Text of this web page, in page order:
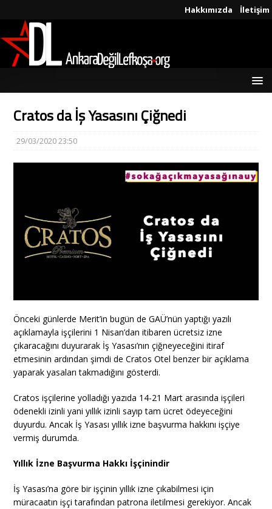
Hakkımızda İletişim
Cratos da İş Yasasını Çiğnedi
29/03/2020 23:50
Önceki günlerde Merit’in bugün de GAÜ’nün yaptığı yazılı
açıklamayla işçilerini 1 Nisan’dan itibaren ücretsiz izne
çıkaracağını duyurarak İş Yasası’nın çiğneyeceğini itiraf
etmesinin ardından şimdi de Cratos Otel benzer bir açıklama
yaparak yasaları takmadığını gösterdi.
Cratos işçilerine yolladığı yazıda 14-21 Mart arasında işçileri
ödenekli izinli yani yıllık izinli sayıp tam ücret ödeyeceğini
duyurdu. Ancak İş Yasası yıllık izne başvurma hakkını işçiye
vermiş durumda.
Yıllık İzne Başvurma Hakkı İşçinindir
İş Yasası’na göre bir işçinin yıllık izne çıkabilmesi için
müracaatın işçi tarafından patrona iletilmesi gerekiyor. Ancak